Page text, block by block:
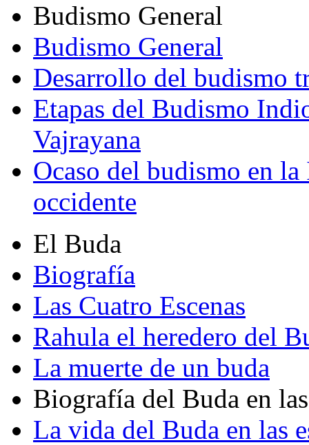
Budismo General
Budismo General
Desarrollo del budismo
Etapas del Budismo
Vajrayana
Ocaso del budismo en
occidente
El Buda
Biografía
Las Cuatro Escenas
Rahula el heredero del
La muerte de un buda
Biografía del Buda en
La vida del Buda en las